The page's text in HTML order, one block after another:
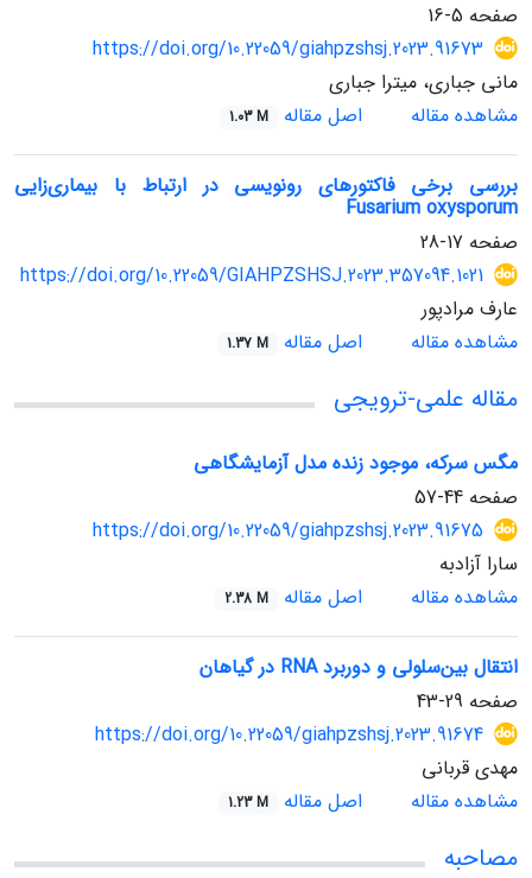
صفحه 5-16
https://doi.org/10.22059/giahpzshsj.2023.91673
مانی جباری، میترا جباری
مشاهده مقاله
اصل مقاله 1.03 M
بررسی برخی فاکتورهای رونویسی در ارتباط با بیماری‌زایی
Fusarium oxysporum
صفحه 17-28
https://doi.org/10.22059/GIAHPZSHSJ.2023.357094.1021
عارف مرادپور
مشاهده مقاله
اصل مقاله 1.37 M
مقاله علمی-ترویجی
مگس سرکه، موجود زنده مدل آزمایشگاهی
صفحه 44-57
https://doi.org/10.22059/giahpzshsj.2023.91675
سارا آزادبه
مشاهده مقاله
اصل مقاله 2.38 M
انتقال بین‌سلولی و دوربرد RNA در گیاهان
صفحه 29-43
https://doi.org/10.22059/giahpzshsj.2023.91674
مهدی قربانی
مشاهده مقاله
اصل مقاله 1.23 M
مصاحبه